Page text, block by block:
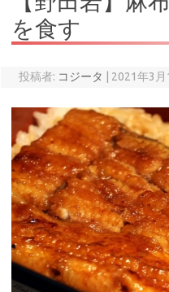
を食す
投稿者: コジータ 2021年3月